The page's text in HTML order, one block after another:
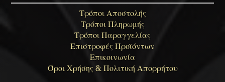
Τρόποι Αποστολής
Τρόποι Πληρωμής
Τρόποι Παραγγελίας
Επιστροφές Προϊόντων
Επικοινωνία
Όροι Χρήσης & Πολιτική Απορρήτου